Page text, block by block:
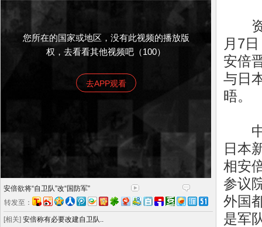
您所在的国家或地区，没有此视频的播放版
权，去看看其他视频吧（100）
去APP观看
安倍欲将“自卫队”改“国防军”
转发至：
[相关] 安倍称有必要改建自卫队..
资
月7
安倍
与日
晤。
中
日本
相安
参议
外国
是军